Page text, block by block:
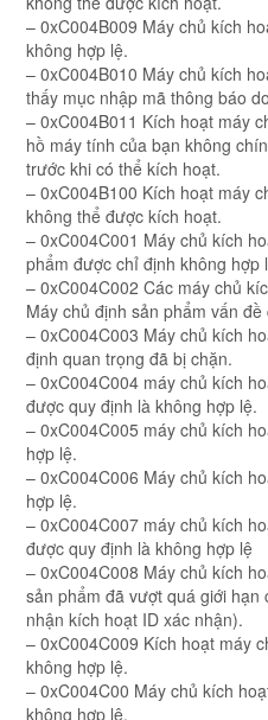
– 0xC004B009 Máy chủ kích
không hợp lệ.
– 0xC004B010 Máy chủ kích
thấy mục nhập mã thông báo
– 0xC004B011 Kích hoạt máy
hồ máy tính của bạn không
trước khi có thể kích hoạt.
– 0xC004B100 Kích hoạt máy
không thể được kích hoạt.
– 0xC004C001 Máy chủ kích
phẩm được chỉ định không hợp
– 0xC004C002 Các máy chủ
Máy chủ định sản phẩm vấn đề
– 0xC004C003 Máy chủ kích
định quan trọng đã bị chặn.
– 0xC004C004 máy chủ kích
được quy định là không hợp lệ.
– 0xC004C005 máy chủ kích
hợp lệ.
– 0xC004C006 Máy chủ kích
hợp lệ.
– 0xC004C007 máy chủ kích
được quy định là không hợp lệ
– 0xC004C008 Máy chủ kích
sản phẩm đã vượt quá giới
nhận kích hoạt ID xác nhận).
– 0xC004C009 Kích hoạt máy
không hợp lệ.
– 0xC004C00 Máy chủ kích
không hợp lệ.